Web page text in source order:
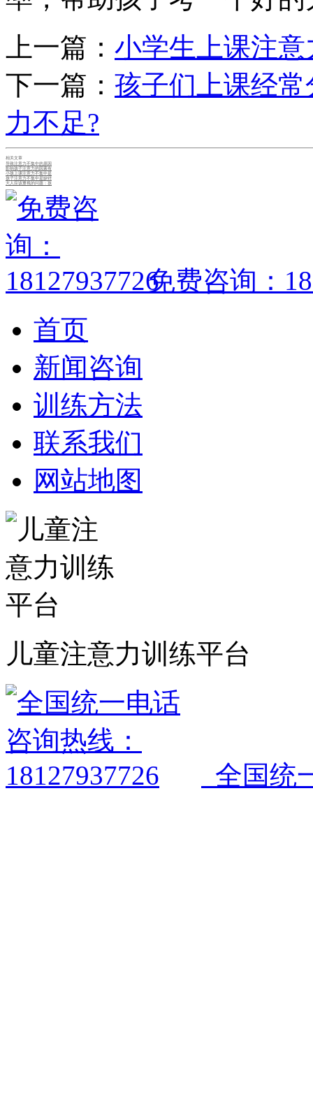
上一篇： 小学生上课注
下一篇： 孩子们上课经
力不足?
相关文章
导致注意力不集中的原因
影响孩子注意力的因素有
小孩上课注意力不集中是
孩子注意力不集中是缺锌
大人应该重视的问题：孩
免费咨询：
首页
新闻咨询
训练方法
联系我们
网站地图
儿童注意力训练平台
全国统